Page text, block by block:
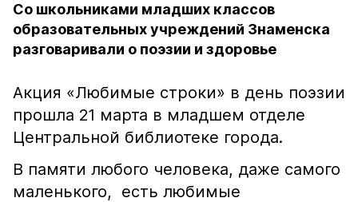
Со школьниками младших классов
образовательных учреждений Знаменска
разговаривали о поэзии и здоровье
Акция «Любимые строки» в день поэзии
прошла 21 марта в младшем отделе
Центральной библиотеке города.
В памяти любого человека, даже самого
маленького, есть любимые